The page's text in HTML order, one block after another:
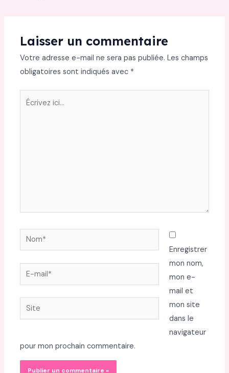
Laisser un commentaire
Votre adresse e-mail ne sera pas publiée. Les champs
obligatoires sont indiqués avec *
Écrivez
Nom*
E-
mail*
Site
Enregistrer
mon nom,
mon e-
mail et
mon site
dans le
navigateur
pour mon prochain commentaire.